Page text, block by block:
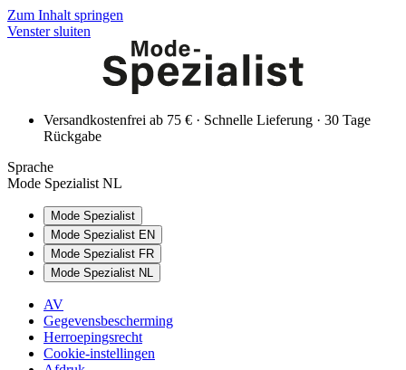
Zum Inhalt springen
Venster sluiten
Versandkostenfrei ab 75 € · Schnelle Lieferung · 30 Tage
Rückgabe
Sprache
Mode Spezialist NL
Mode Spezialist
Mode Spezialist EN
Mode Spezialist FR
Mode Spezialist NL
AV
Gegevensbescherming
Herroepingsrecht
Cookie-instellingen